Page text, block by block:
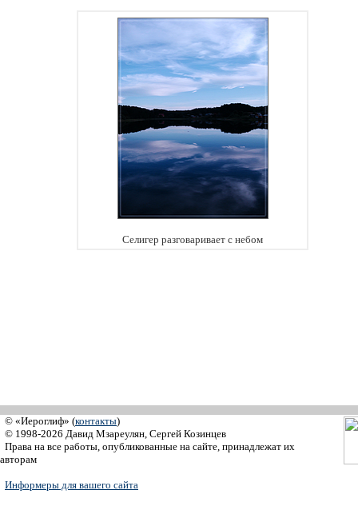
Селигер разговаривает с небом
© «Иероглиф» (контакты)
© 1998-2026 Давид Мзареулян, Сергей Козинцев
Права на все работы, опубликованные на сайте, принадлежат их
авторам
Информеры для вашего сайта